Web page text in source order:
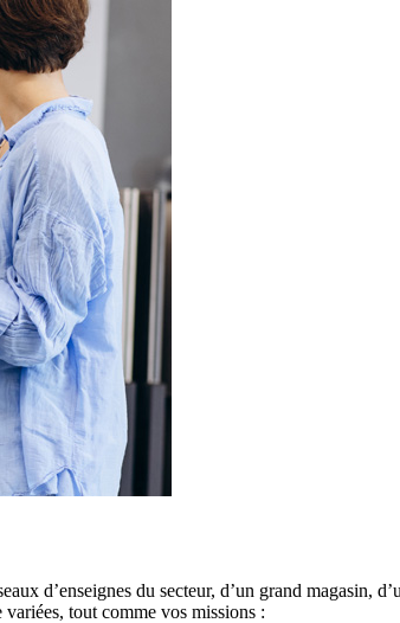
d’enseignes du secteur, d’un grand magasin,
tout comme vos missions :